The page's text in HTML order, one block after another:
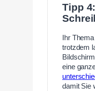
Tipp
Ihr
trotzdem
eine
damit Sie